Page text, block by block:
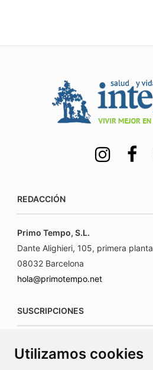
Utilizamos cookies
REDACCIÓN
Primo Tempo, S.L.
Dante Alighieri, 105, primera planta
08032 Barcelona
hola@primotempo.net
SUSCRIPCIONES
www.connecorrevistas.com